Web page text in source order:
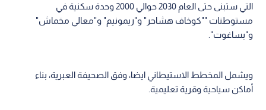
التي ستبنى حتى العام 2030 حوالي 2000 وحدة سكنية في
مستوطنات ""كوخاف هشاحر" و"ريمونيم" و"معالي مخماش"
و"بساغوت".
ويشمل المخطط الاستيطاني ايضا، وفق الصحيفة العبرية، بناء
أماكن سياحية وقرية تعليمية.